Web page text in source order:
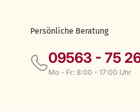
Persönliche Beratung
09563 - 75
Mo - Fr: 8:00 - 17:00 Uhr